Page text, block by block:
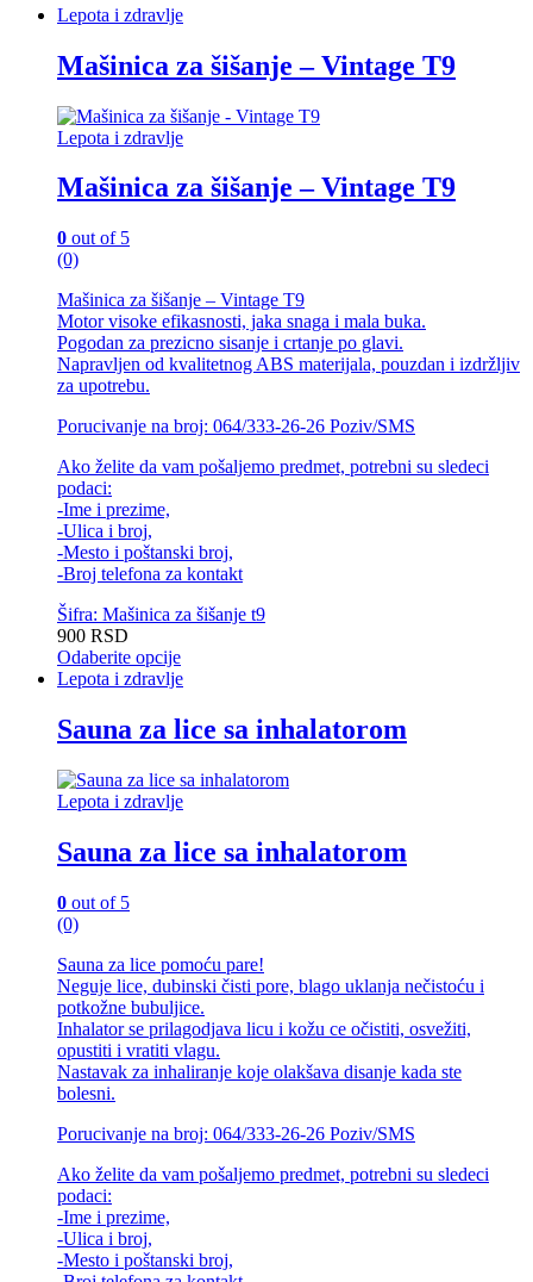
quantityLepota i zdravlje
Mašinica za šišanje – Vintage T9
Lepota i zdravlje
Mašinica za šišanje – Vintage T9
0 out of 5
(0)
Mašinica za šišanje – Vintage T9
Motor visoke efikasnosti, jaka snaga i mala buka.
Pogodan za prezicno sisanje i crtanje po glavi.
Napravljen od kvalitetnog ABS materijala, pouzdan i izdržljiv
za upotrebu.
Porucivanje na broj: 064/333-26-26 Poziv/SMS
Ako želite da vam pošaljemo predmet, potrebni su sledeci
podaci:
-Ime i prezime,
-Ulica i broj,
-Mesto i poštanski broj,
-Broj telefona za kontakt
Šifra: Mašinica za šišanje t9
900 RSD
Odaberite opcije
Ovaj
ima
više
Opcije
mogu
izabrane
na
stranici
proizvoda.
Lepota i zdravlje
Sauna za lice sa inhalatorom
Lepota i zdravlje
Sauna za lice sa inhalatorom
0 out of 5
(0)
Sauna za lice pomoću pare!
Neguje lice, dubinski čisti pore, blago uklanja nečistoću i
potkožne bubuljice.
Inhalator se prilagodjava licu i kožu ce očistiti, osvežiti,
opustiti i vratiti vlagu.
Nastavak za inhaliranje koje olakšava disanje kada ste
bolesni.
Porucivanje na broj: 064/333-26-26 Poziv/SMS
Ako želite da vam pošaljemo predmet, potrebni su sledeci
podaci:
-Ime i prezime,
-Ulica i broj,
-Mesto i poštanski broj,